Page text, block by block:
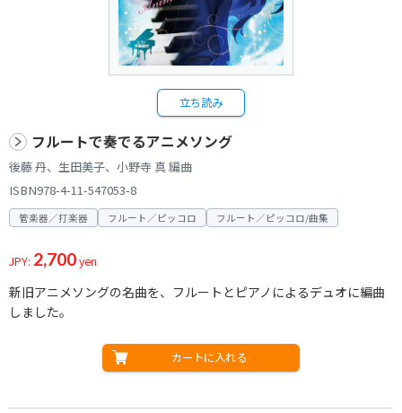
立ち読み
フルートで奏でるアニメソング
後藤 丹、生田美子、小野寺 真 編曲
ISBN978-4-11-547053-8
管楽器／打楽器 フルート／ピッコロ フルート／ピッコロ/曲集
JPY: 2,700yen
新旧アニメソングの名曲を、フルートとピアノによるデュオに編曲
しました。
カートに入れる